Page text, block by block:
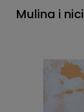
Mulina i nici